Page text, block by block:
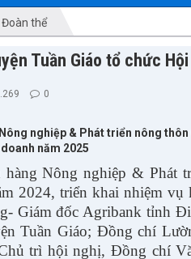
Đoàn thể
Tuần Giáo tổ chức
0
nghiệp & Phát triển nông
năm 2025
Nông nghiệp & Phát
2024, triển khai nhiệm
Giám đốc Agribank tỉnh
Tuần Giáo; Đồng chí
trì hội nghị, Đồng chí